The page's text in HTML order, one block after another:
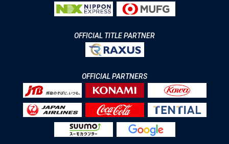
OFFICIAL TITLE PARTNER
OFFICIAL PARTNERS